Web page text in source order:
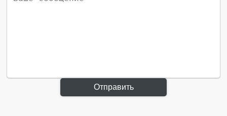
Отправить